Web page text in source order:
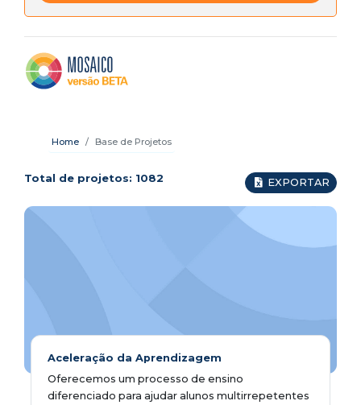
Home Base de Projetos
Total de projetos: 1082 EXPORTAR
Aceleração da Aprendizagem
Oferecemos um processo de ensino
diferenciado para ajudar alunos multirrepetentes